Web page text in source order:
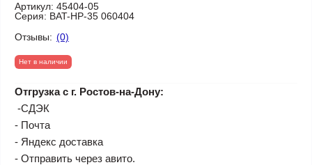
Артикул: 45404-05
Серия: BAT-HP-35 060404
Отзывы: (0)
Нет в наличии
Отгрузка с г. Ростов-на-Дону:
-СДЭК
- Почта
- Яндекс доставка
- Отправить через авито.